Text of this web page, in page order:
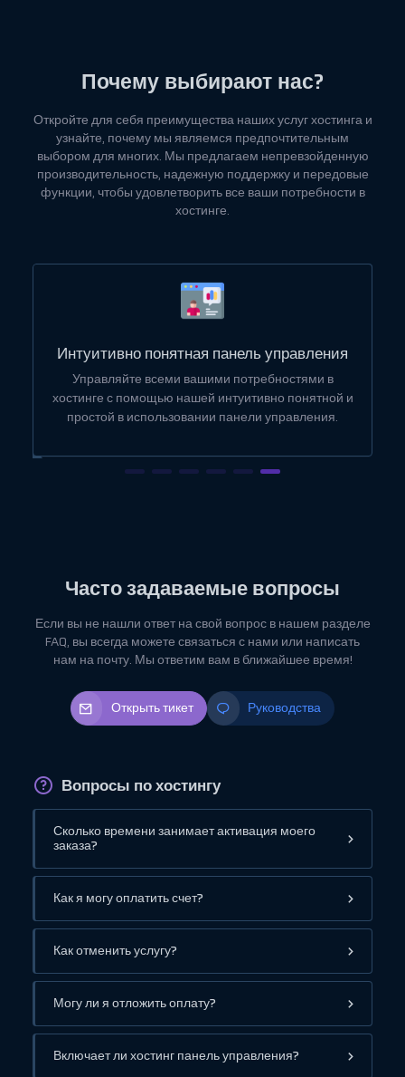
Почему выбирают нас?
Откройте для себя преимущества наших услуг хостинга и
узнайте, почему мы являемся предпочтительным
выбором для многих. Мы предлагаем непревзойденную
производительность, надежную поддержку и передовые
функции, чтобы удовлетворить все ваши потребности в
хостинге.
Интуитивно понятная панель управления
Управляйте всеми вашими потребностями в
хостинге с помощью нашей интуитивно понятной и
простой в использовании панели управления.
Часто задаваемые вопросы
Если вы не нашли ответ на свой вопрос в нашем разделе
FAQ, вы всегда можете связаться с нами или написать
нам на почту. Мы ответим вам в ближайшее время!
Открыть тикет Руководства
Вопросы по хостингу
Сколько времени занимает активация моего
заказа?
Как я могу оплатить счет?
Как отменить услугу?
Могу ли я отложить оплату?
Включает ли хостинг панель управления?